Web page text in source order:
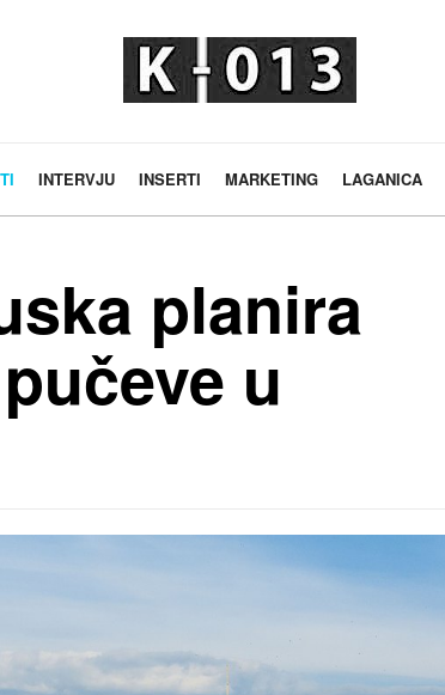
INTERVJU INSERTI MARKETING LAGANICA
planira
u